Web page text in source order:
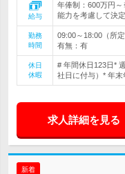
給与
年俸制：600万円
能力を考慮して決
勤務
時間
09:00～18:00（所
有無：有
休日
休暇
# 年間休日123日*
社日に付与）* 年末
求人詳細を見る
新着